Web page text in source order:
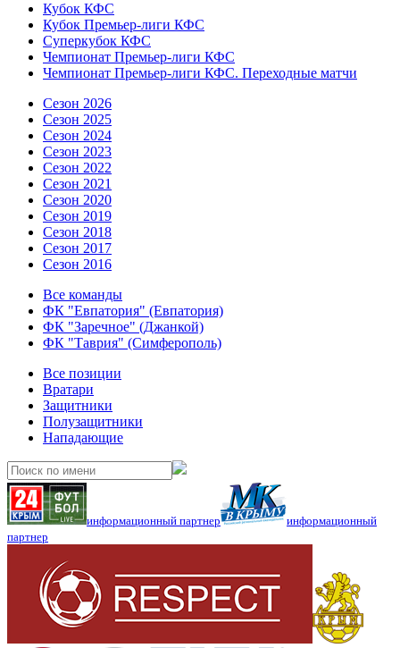
Кубок КФС
Кубок Премьер-лиги КФС
Суперкубок КФС
Чемпионат Премьер-лиги КФС
Чемпионат Премьер-лиги КФС. Переходные матчи
Сезон 2026
Сезон 2025
Сезон 2024
Сезон 2023
Сезон 2022
Сезон 2021
Сезон 2020
Сезон 2019
Сезон 2018
Сезон 2017
Сезон 2016
Все команды
ФК "Евпатория" (Евпатория)
ФК "Заречное" (Джанкой)
ФК "Таврия" (Симферополь)
Все позиции
Вратари
Защитники
Полузащитники
Нападающие
информационный партнер
информационный
партнер